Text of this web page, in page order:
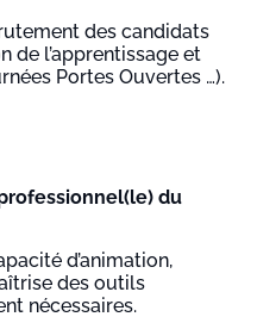
des candidats
de l’apprentissage et
Portes Ouvertes …).
du
d’animation,
des outils
nécessaires.